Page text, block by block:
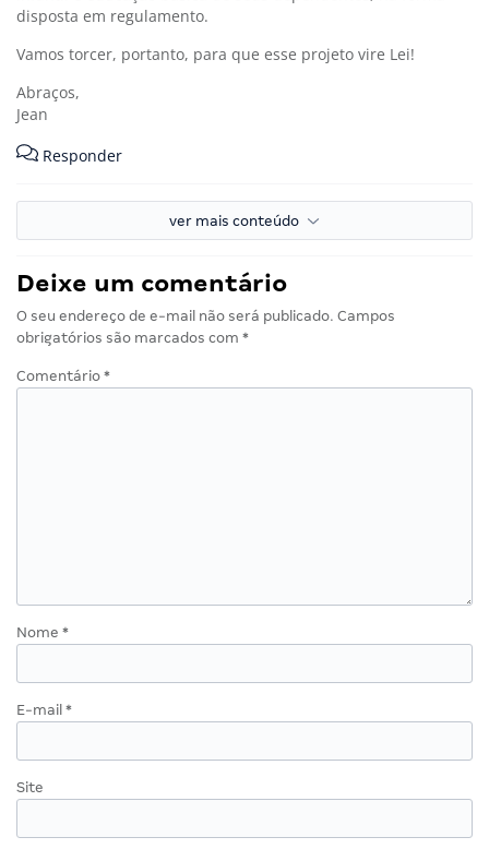
disposta em regulamento.
Vamos torcer, portanto, para que esse projeto vire Lei!
Abraços,
Jean
Responder
ver mais conteúdo
Deixe um comentário
O seu endereço de e-mail não será publicado. Campos
obrigatórios são marcados com *
Comentário *
Nome *
E-mail *
Site